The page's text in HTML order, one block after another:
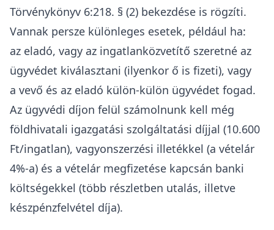
Törvénykönyv 6:218. § (2) bekezdése is rögzíti.
Vannak persze különleges esetek, például ha:
az eladó, vagy az ingatlanközvetítő szeretné az
ügyvédet kiválasztani (ilyenkor ő is fizeti), vagy
a vevő és az eladó külön-külön ügyvédet fogad.
Az ügyvédi díjon felül számolnunk kell még
földhivatali igazgatási szolgáltatási díjjal (10.600
Ft/ingatlan), vagyonszerzési illetékkel (a vételár
4%-a) és a vételár megfizetése kapcsán banki
költségekkel (több részletben utalás, illetve
készpénzfelvétel díja).